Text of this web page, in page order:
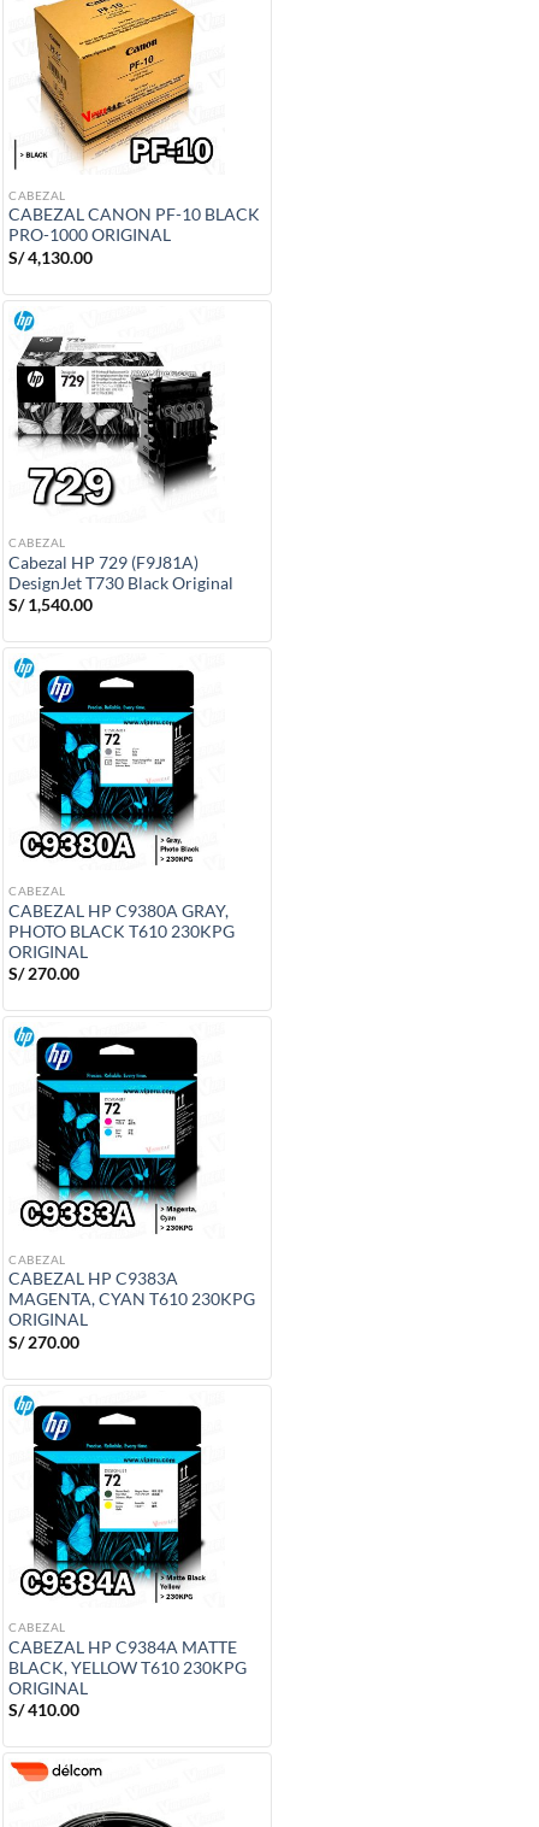
CABEZAL
CABEZAL CANON PF-10 BLACK
PRO-1000 ORIGINAL
S/4,130.00
CABEZAL
Cabezal HP 729 (F9J81A)
DesignJet T730 Black Original
S/1,540.00
CABEZAL
CABEZAL HP C9380A GRAY,
PHOTO BLACK T610 230KPG
ORIGINAL
S/270.00
CABEZAL
CABEZAL HP C9383A
MAGENTA, CYAN T610 230KPG
ORIGINAL
S/270.00
CABEZAL
CABEZAL HP C9384A MATTE
BLACK, YELLOW T610 230KPG
ORIGINAL
S/410.00